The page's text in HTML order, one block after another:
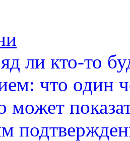
ли кто-то
что один
может